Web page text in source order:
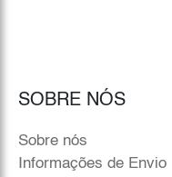
SOBRE NÓS
Sobre nós
Informações de Envio